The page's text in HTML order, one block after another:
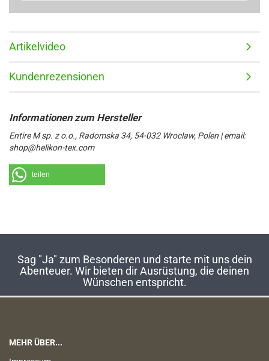
Artikelvideo
Kundenrezensionen
Entire M sp. z o.o., Radomska 34, 54-032 Wroclaw, Polen | email:
shop@helikon-tex.com
teilen
Sag "Ja" zum Besonderen und starte mit uns dein
Abenteuer. Wir bieten dir Ausrüstung, die deinen
Wünschen entspricht.
MEHR ÜBER...